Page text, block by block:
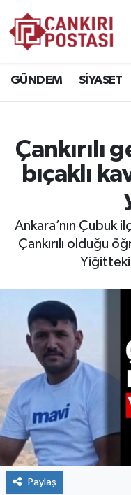
GÜNDEM SİYASET
Çankırılı
bıçaklı
Ankara’nın Çubuk
Çankırılı olduğu
Paylaş
EKONOMİ
SPOR
YAŞAM
ÇEVRE
İLÇELER
RESMİ İLANLAR
KÜLTÜR
TURİZM
Trafik Durumu
Süper Lig Puan
Tüm Manşetler
Son Dakika
Haber Arşivi